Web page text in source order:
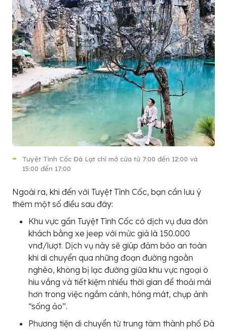
Tuyệt Tình Cốc Đà Lạt chỉ mở cửa từ 7:00 đến 12:00 và
15:00 đến 17:00
Ngoài ra, khi đến với Tuyệt Tình Cốc, bạn cần lưu ý
thêm một số điều sau đây:
Khu vực gần Tuyệt Tình Cốc có dịch vụ đưa đón
khách bằng xe jeep với mức giá là 150.000
vnđ/lượt. Dịch vụ này sẽ giúp đảm bảo an toàn
khi di chuyển qua những đoạn đường ngoằn
nghèo, không bị lạc đường giữa khu vực ngoại ô
hiu vắng và tiết kiệm nhiều thời gian để thoải mái
hơn trong việc ngắm cảnh, hóng mát, chụp ảnh
“sống ảo”.
Phương tiện di chuyển từ trung tâm thành phố Đà